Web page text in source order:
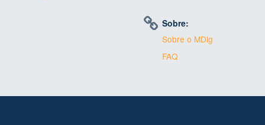
Sobre:
Sobre o MDig
FAQ